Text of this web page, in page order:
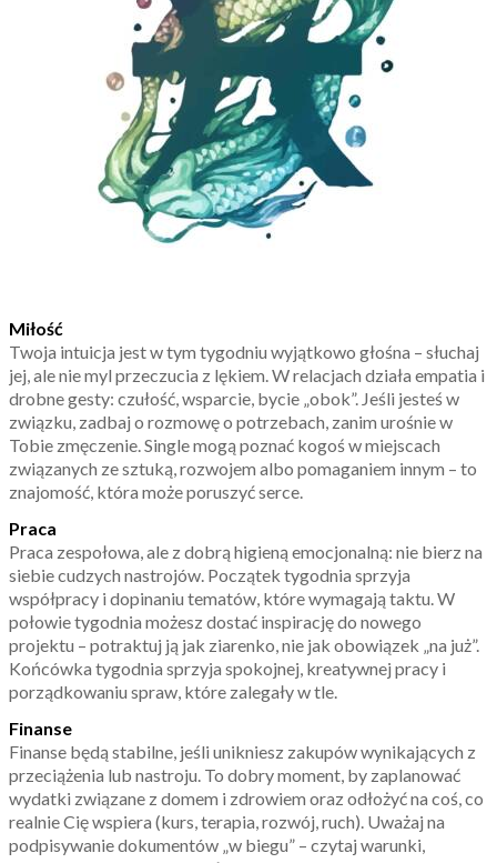
Miłość
Twoja intuicja jest w tym tygodniu wyjątkowo głośna – słuchaj
jej, ale nie myl przeczucia z lękiem. W relacjach działa empatia i
drobne gesty: czułość, wsparcie, bycie „obok”. Jeśli jesteś w
związku, zadbaj o rozmowę o potrzebach, zanim urośnie w
Tobie zmęczenie. Single mogą poznać kogoś w miejscach
związanych ze sztuką, rozwojem albo pomaganiem innym – to
znajomość, która może poruszyć serce.
Praca
Praca zespołowa, ale z dobrą higieną emocjonalną: nie bierz na
siebie cudzych nastrojów. Początek tygodnia sprzyja
współpracy i dopinaniu tematów, które wymagają taktu. W
połowie tygodnia możesz dostać inspirację do nowego
projektu – potraktuj ją jak ziarenko, nie jak obowiązek „na już”.
Końcówka tygodnia sprzyja spokojnej, kreatywnej pracy i
porządkowaniu spraw, które zalegały w tle.
Finanse
Finanse będą stabilne, jeśli unikniesz zakupów wynikających z
przeciążenia lub nastroju. To dobry moment, by zaplanować
wydatki związane z domem i zdrowiem oraz odłożyć na coś, co
realnie Cię wspiera (kurs, terapia, rozwój, ruch). Uważaj na
podpisywanie dokumentów „w biegu” – czytaj warunki,